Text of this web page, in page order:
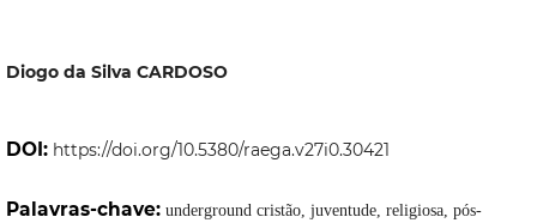
Diogo da Silva CARDOSO
DOI: https://doi.org/10.5380/raega.v27i0.30421
Palavras-chave: underground cristão, juventude, religiosa, pós-